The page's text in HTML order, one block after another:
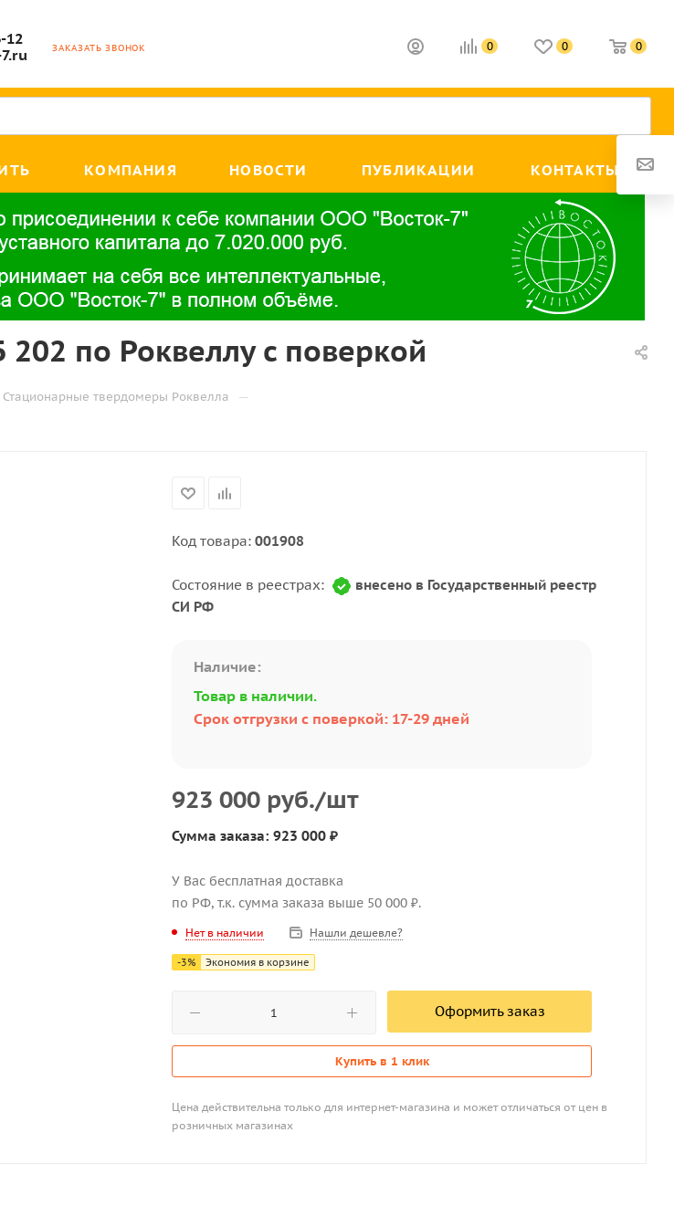
12
ЗАКАЗАТЬ ЗВОНОК 0 0 0
КОМПАНИЯ НОВОСТИ ПУБЛИКАЦИИ КОНТАКТЫ
по Роквеллу с поверкой
Стационарные твердомеры Роквелла —
Код товара: 001908
Состояние в реестрах:
внесено в Государственный реестр
СИ РФ
Наличие:
Товар в наличии.
Срок отгрузки с поверкой: 17-29 дней
923 000 руб./шт
Сумма заказа: 923 000 ₽
У Вас бесплатная доставка
по РФ, т.к. сумма заказа выше 50 000 ₽.
Нет в наличии Нашли дешевле?
-3% Экономия в корзине
Оформить заказ
Купить в 1 клик
Цена действительна только для интернет-магазина и может отличаться от цен в
розничных магазинах